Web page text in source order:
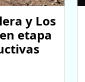
y Los
etapa